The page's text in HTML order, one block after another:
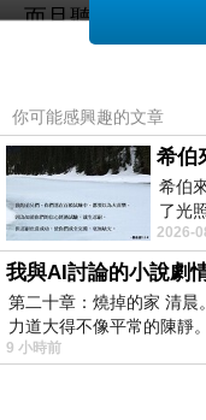
而且聽說這邊是
白濱海灘飯店
紹在下面
如果有興趣到這
以下是 白濱
你可能感興趣的文章
希伯
希伯
了光
面被
2026-
我與AI討論的小說劇
第二十章：燒掉的家 清晨
力道大得不像平常的陳靜
9 小時前